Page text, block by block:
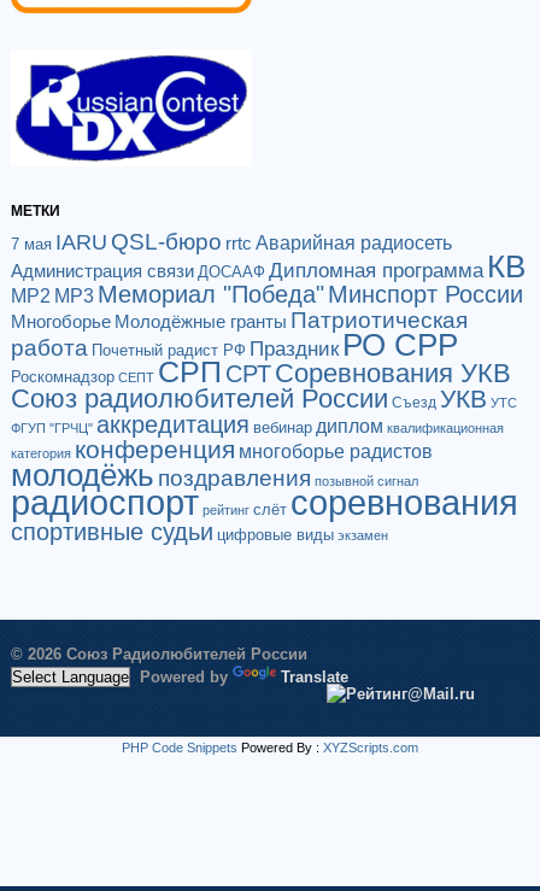
МЕТКИ
7 мая IARU QSL-бюро rrtc Аварийная радиосеть
Администрация связи ДОСААФ Дипломная программа КВ
МР2 МР3 Мемориал "Победа"Минспорт России
Многоборье Молодёжные гранты Патриотическая
работа Почетный радист РФ Праздник РО СРР
Роскомнадзор СЕПТ СРП СРТСоревнования УКВ
Союз радиолюбителей России Съезд УКВ УТС
ФГУП "ГРЧЦ" аккредитация вебинар диплом квалификационная
категория конференция многоборье радистов
молодёжь поздравления позывной сигнал
радиоспорт рейтинг слёт соревнования
спортивные судьи цифровые виды экзамен
© 2026 Союз Радиолюбителей России
Powered by
Translate
PHP Code Snippets Powered By : XYZScripts.com